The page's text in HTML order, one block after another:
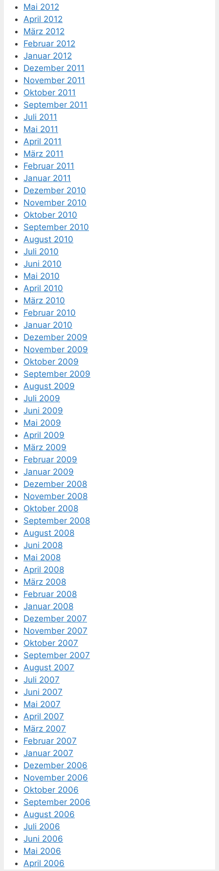
Mai 2012
April 2012
März 2012
Februar 2012
Januar 2012
Dezember 2011
November 2011
Oktober 2011
September 2011
Juli 2011
Mai 2011
April 2011
März 2011
Februar 2011
Januar 2011
Dezember 2010
November 2010
Oktober 2010
September 2010
August 2010
Juli 2010
Juni 2010
Mai 2010
April 2010
März 2010
Februar 2010
Januar 2010
Dezember 2009
November 2009
Oktober 2009
September 2009
August 2009
Juli 2009
Juni 2009
Mai 2009
April 2009
März 2009
Februar 2009
Januar 2009
Dezember 2008
November 2008
Oktober 2008
September 2008
August 2008
Juni 2008
Mai 2008
April 2008
März 2008
Februar 2008
Januar 2008
Dezember 2007
November 2007
Oktober 2007
September 2007
August 2007
Juli 2007
Juni 2007
Mai 2007
April 2007
März 2007
Februar 2007
Januar 2007
Dezember 2006
November 2006
Oktober 2006
September 2006
August 2006
Juli 2006
Juni 2006
Mai 2006
April 2006